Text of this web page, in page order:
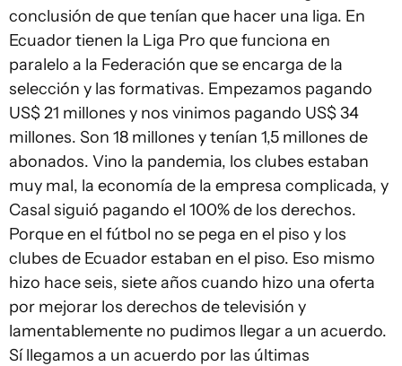
conclusión de que tenían que hacer una liga. En
Ecuador tienen la Liga Pro que funciona en
paralelo a la Federación que se encarga de la
selección y las formativas. Empezamos pagando
US$ 21 millones y nos vinimos pagando US$ 34
millones. Son 18 millones y tenían 1,5 millones de
abonados. Vino la pandemia, los clubes estaban
muy mal, la economía de la empresa complicada, y
Casal siguió pagando el 100% de los derechos.
Porque en el fútbol no se pega en el piso y los
clubes de Ecuador estaban en el piso. Eso mismo
hizo hace seis, siete años cuando hizo una oferta
por mejorar los derechos de televisión y
lamentablemente no pudimos llegar a un acuerdo.
Sí llegamos a un acuerdo por las últimas